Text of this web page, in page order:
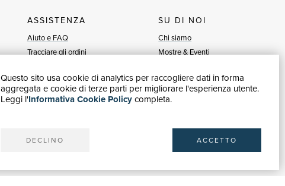
Questo sito usa cookie di analytics per raccogliere dati in forma
aggregata e cookie di terze parti per migliorare l'esperienza utente.
Leggi l'Informativa Cookie Policycompleta.
DECLINO ACCETTO
ASSISTENZA
Aiuto e FAQ
Tracciare gli ordini
Fatturazione
Carta del Docente / 18App
SU DI NOI
Chi siamo
Mostre & Eventi
Blog
Vendi con noi